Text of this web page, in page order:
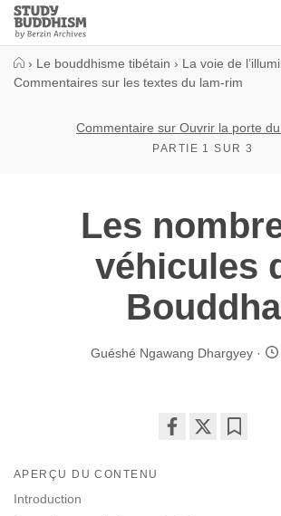
Close
Study
Buddhism
› Le bouddhisme tibétain › La voie de
Commentaires sur les textes du lam-rim
Commentaire sur Ouvrir la porte
PARTIE 1 SUR 3
Les
véhicules
Bouddha
Guéshé Ngawang Dhargyey
APERÇU DU CONTENU
Introduction